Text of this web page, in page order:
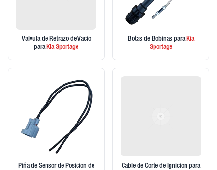
Valvula de Retrazo de Vacio
paraKiaSportage
Botas de Bobinas paraKia
Sportage
Piña de Sensor de Posicion de
Cable de Corte de Ignicion para